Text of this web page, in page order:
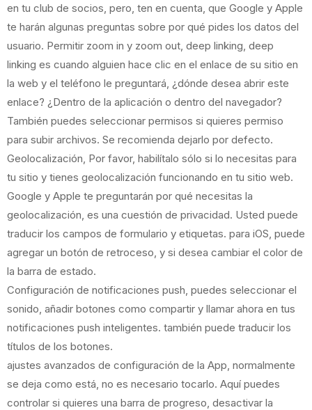
en tu club de socios, pero, ten en cuenta, que Google y Apple
te harán algunas preguntas sobre por qué pides los datos del
usuario. Permitir zoom in y zoom out, deep linking, deep
linking es cuando alguien hace clic en el enlace de su sitio en
la web y el teléfono le preguntará, ¿dónde desea abrir este
enlace? ¿Dentro de la aplicación o dentro del navegador?
También puedes seleccionar permisos si quieres permiso
para subir archivos. Se recomienda dejarlo por defecto.
Geolocalización, Por favor, habilítalo sólo si lo necesitas para
tu sitio y tienes geolocalización funcionando en tu sitio web.
Google y Apple te preguntarán por qué necesitas la
geolocalización, es una cuestión de privacidad. Usted puede
traducir los campos de formulario y etiquetas. para iOS, puede
agregar un botón de retroceso, y si desea cambiar el color de
la barra de estado.
Configuración de notificaciones push , puedes seleccionar el
sonido, añadir botones como compartir y llamar ahora en tus
notificaciones push inteligentes. también puede traducir los
títulos de los botones.
ajustes avanzados de configuración de la App, normalmente
se deja como está, no es necesario tocarlo. Aquí puedes
controlar si quieres una barra de progreso, desactivar la